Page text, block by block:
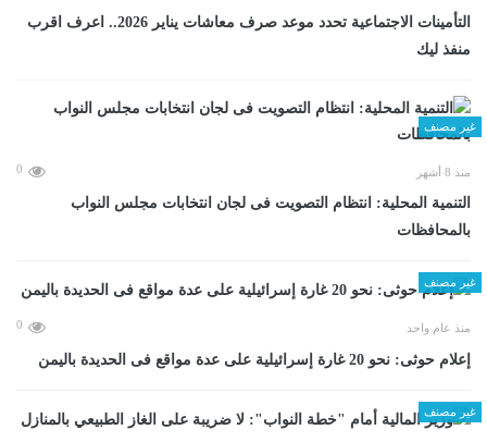
التأمينات الاجتماعية تحدد موعد صرف معاشات يناير 2026.. اعرف اقرب
منفذ ليك
غير مصنف
منذ 8 أشهر 0
التنمية المحلية: انتظام التصويت فى لجان انتخابات مجلس النواب
بالمحافظات
غير مصنف
منذ عام واحد 0
إعلام حوثى: نحو 20 غارة إسرائيلية على عدة مواقع فى الحديدة باليمن
غير مصنف